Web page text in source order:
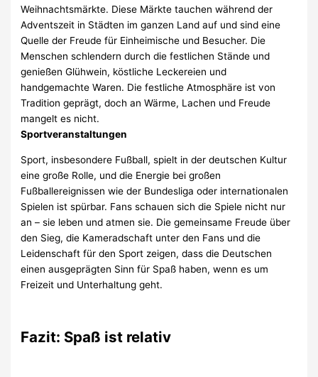
Weihnachtsmärkte. Diese Märkte tauchen während der
Adventszeit in Städten im ganzen Land auf und sind eine
Quelle der Freude für Einheimische und Besucher. Die
Menschen schlendern durch die festlichen Stände und
genießen Glühwein, köstliche Leckereien und
handgemachte Waren. Die festliche Atmosphäre ist von
Tradition geprägt, doch an Wärme, Lachen und Freude
mangelt es nicht.
Sportveranstaltungen
Sport, insbesondere Fußball, spielt in der deutschen Kultur
eine große Rolle, und die Energie bei großen
Fußballereignissen wie der Bundesliga oder internationalen
Spielen ist spürbar. Fans schauen sich die Spiele nicht nur
an – sie leben und atmen sie. Die gemeinsame Freude über
den Sieg, die Kameradschaft unter den Fans und die
Leidenschaft für den Sport zeigen, dass die Deutschen
einen ausgeprägten Sinn für Spaß haben, wenn es um
Freizeit und Unterhaltung geht.
Fazit: Spaß ist relativ